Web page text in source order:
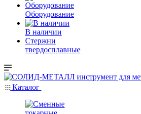
Оборудование
В наличии
Стержни
твердосплавные
Каталог